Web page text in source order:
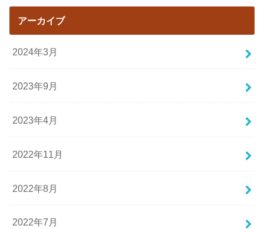
アーカイブ
2024年3月
2023年9月
2023年4月
2022年11月
2022年8月
2022年7月